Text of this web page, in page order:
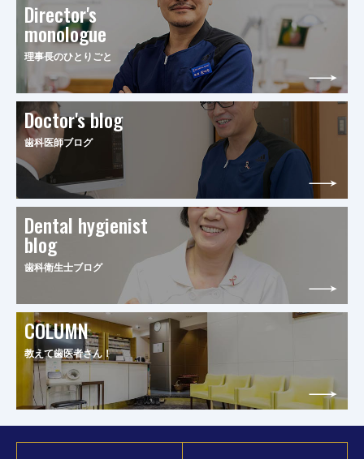
Director's
monologue
理事長のひとりごと
Doctor's blog
歯科医師ブログ
Dental hygienist
blog
歯科衛生士ブログ
COLUMN
教えて歯医者さん！